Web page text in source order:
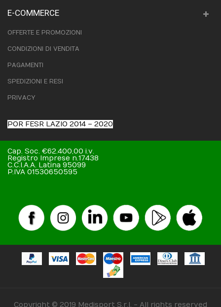
E-COMMERCE
OFFERTE E PROMOZIONI
CONDIZIONI DI VENDITA
PAGAMENTI
SPEDIZIONI E RESI
PRIVACY
POR FESR LAZIO 2014 – 2020
Cap. Soc. €62.400,00 i.v.
Registro Imprese n.17438
C.C.I.A.A. Latina 95099
P.IVA 01530650595
Copyright © 2019 Medisport S.r.l. - All rights reserved